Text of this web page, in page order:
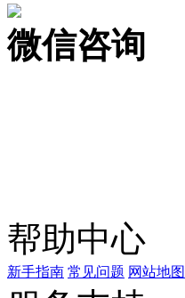
微信咨询
帮助中心
新手指南 常见问题 网站地图